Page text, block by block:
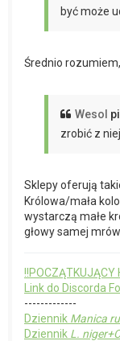
być może
Średnio
Wesol
zrobić z
Sklepy oferują
Królowa/mała
wystarczą małe
głowy samej
!!POCZĄTKUJĄCY
Link do Discorda
-------------
Dziennik Manica
Dziennik L.